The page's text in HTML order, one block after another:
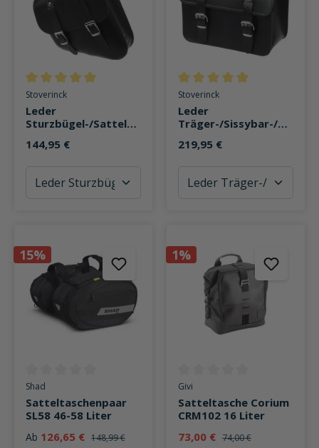
Durchschnittliche Bewertung von 5 von 5 Sternen
Stoverinck
Leder
Sturzbügel-/Sattelta
Stauraum
144,95 €
Durchschnittliche Bewertung
Stoverinck
Leder
Träger-/Sissybar-/Sa
Liter
219,95 €
15%
Durchschnittliche Bewertung von 0 von 5 Sternen
Shad
Satteltaschenpaar
SL58 46-58 Liter
Ab 126,65 € 148,99 €
1%
Durchschnittliche Bewertung
Givi
Satteltasche Corium
CRM102 16 Liter
73,00 € 74,00 €